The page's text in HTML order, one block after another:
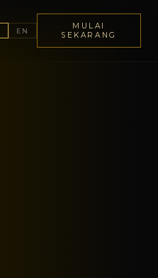
EN
MULAI
SEKARANG